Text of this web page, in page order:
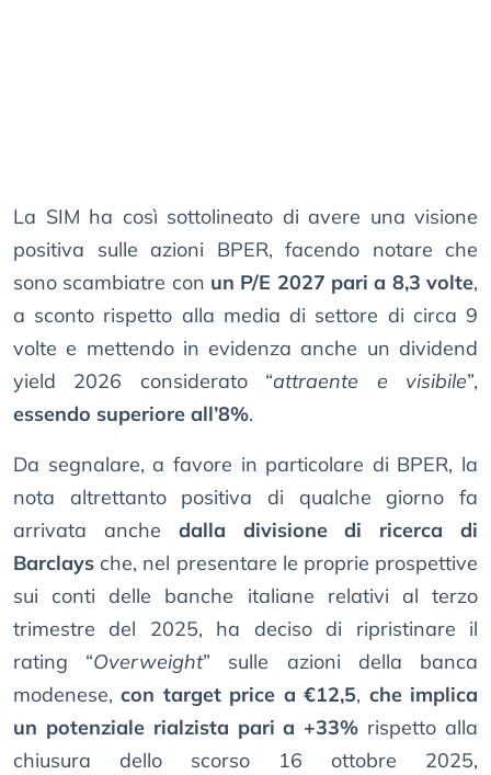
La SIM ha così sottolineato di avere una visione
positiva sulle azioni BPER, facendo notare che
sono scambiatre con un P/E 2027 pari a 8,3 volte,
a sconto rispetto alla media di settore di circa 9
volte e mettendo in evidenza anche un dividend
yield 2026 considerato “attraente e visibile”,
essendo superiore all’8%.
Da segnalare, a favore in particolare di BPER, la
nota altrettanto positiva di qualche giorno fa
arrivata anche dalla divisione di ricerca di
Barclays che, nel presentare le proprie prospettive
sui conti delle banche italiane relativi al terzo
trimestre del 2025, ha deciso di ripristinare il
rating “Overweight” sulle azioni della banca
modenese,con target price a €12,5, che implica
un potenziale rialzista pari a +33% rispetto alla
chiusura dello scorso 16 ottobre 2025,